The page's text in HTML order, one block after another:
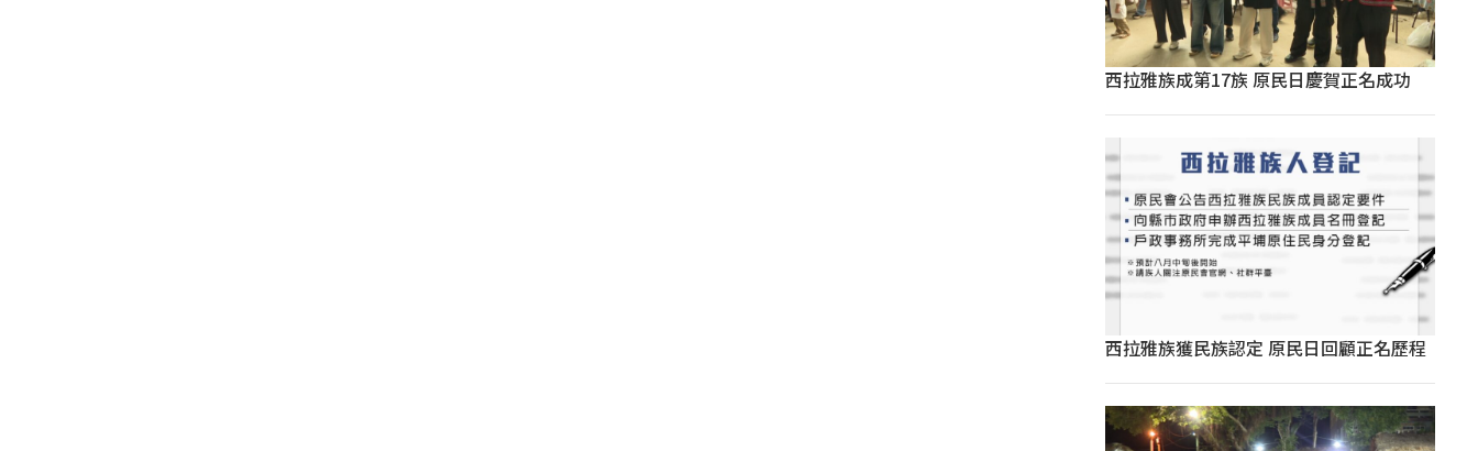
西拉雅族成第17族 原民日慶賀正名成功
西拉雅族獲民族認定 原民日回顧正名歷程